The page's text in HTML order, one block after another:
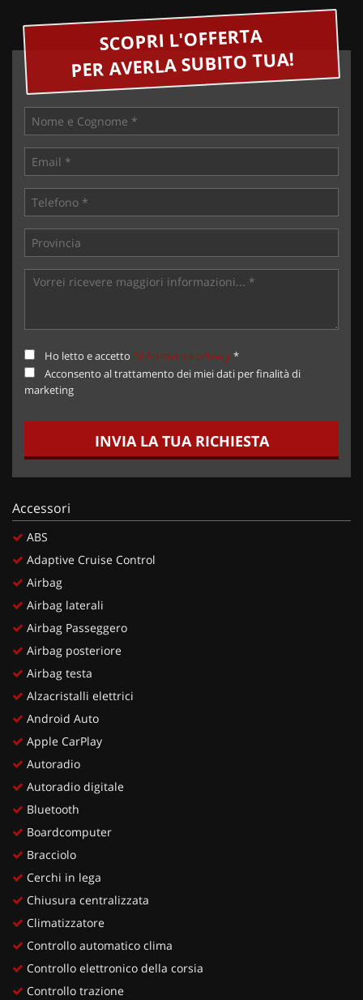
SCOPRI L'OFFERTA
PER AVERLA SUBITO TUA!
Ho letto e accetto l'informativa privacy*
Acconsento al trattamento dei miei dati per finalità di
marketing
INVIA LA TUA RICHIESTA
Accessori
ABS
Adaptive Cruise Control
Airbag
Airbag laterali
Airbag Passeggero
Airbag posteriore
Airbag testa
Alzacristalli elettrici
Android Auto
Apple CarPlay
Autoradio
Autoradio digitale
Bluetooth
Boardcomputer
Bracciolo
Cerchi in lega
Chiusura centralizzata
Climatizzatore
Controllo automatico clima
Controllo elettronico della corsia
Controllo trazione